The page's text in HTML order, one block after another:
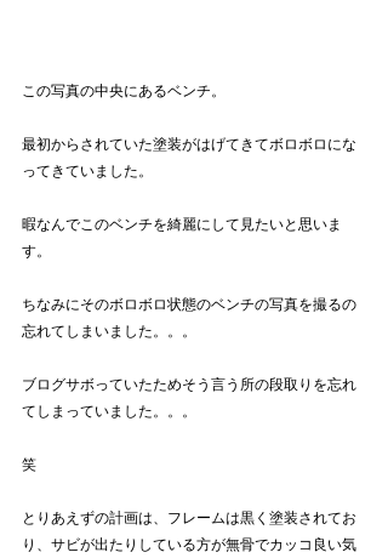
この写真の中央にあるベンチ。
最初からされていた塗装がはげてきてボロボロにな
ってきていました。
暇なんでこのベンチを綺麗にして見たいと思いま
す。
ちなみにそのボロボロ状態のベンチの写真を撮るの
忘れてしまいました。。。
ブログサボっていたためそう言う所の段取りを忘れ
てしまっていました。。。
笑
とりあえずの計画は、フレームは黒く塗装されてお
り、サビが出たりしている方が無骨でカッコ良い気